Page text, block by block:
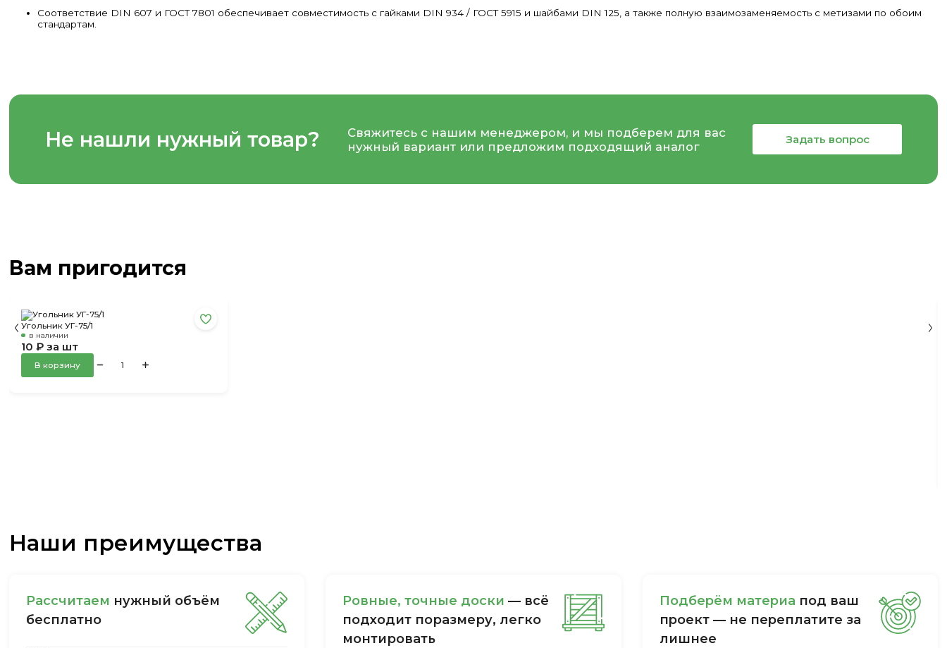
Соответствие DIN 607 и ГОСТ 7801 обеспечивает совместимость с гайками DIN 934 / ГОСТ 5915 и шайбами DIN 125, а также полную взаимозаменяемость с метизами по обоим
стандартам.
Не нашли нужный товар?
Свяжитесь с нашим менеджером, и мы подберем для вас
нужный вариант или предложим подходящий аналог
Задать вопрос
Вам пригодится
Угольник УГ-75/1
в наличии
10 ₽ за шт
В корзину
Наши преимущества
Рассчитаем нужный объём
бесплатно
Ровные, точные доски — всё
подходит поразмеру, легкo
монтировать
Пoдбepём мaтepиa пoд вaш
пpoeкт — нe пepeплaтитe зa
лишнee